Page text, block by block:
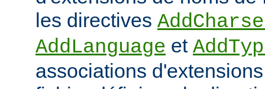
les directives
AddLanguage et
associations